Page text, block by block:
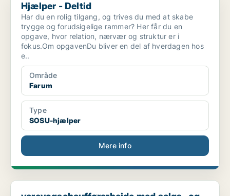
Hjælper - Deltid
Har du en rolig tilgang, og trives du med at skabe
trygge og forudsigelige rammer? Her får du en
opgave, hvor relation, nærvær og struktur er i
fokus.Om opgavenDu bliver en del af hverdagen hos
e..
Område
Farum
Type
SOSU-hjælper
Mere info
varevogschaufførarbejde med salgs -og repræsentati...